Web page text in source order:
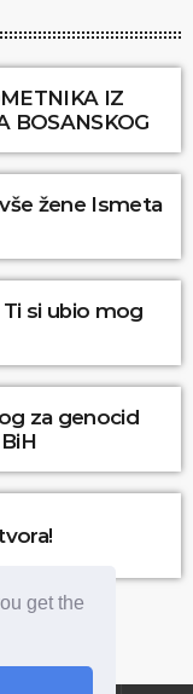
get the
IZ
BOSANSKOG
žene Ismeta
si ubio mog
za genocid